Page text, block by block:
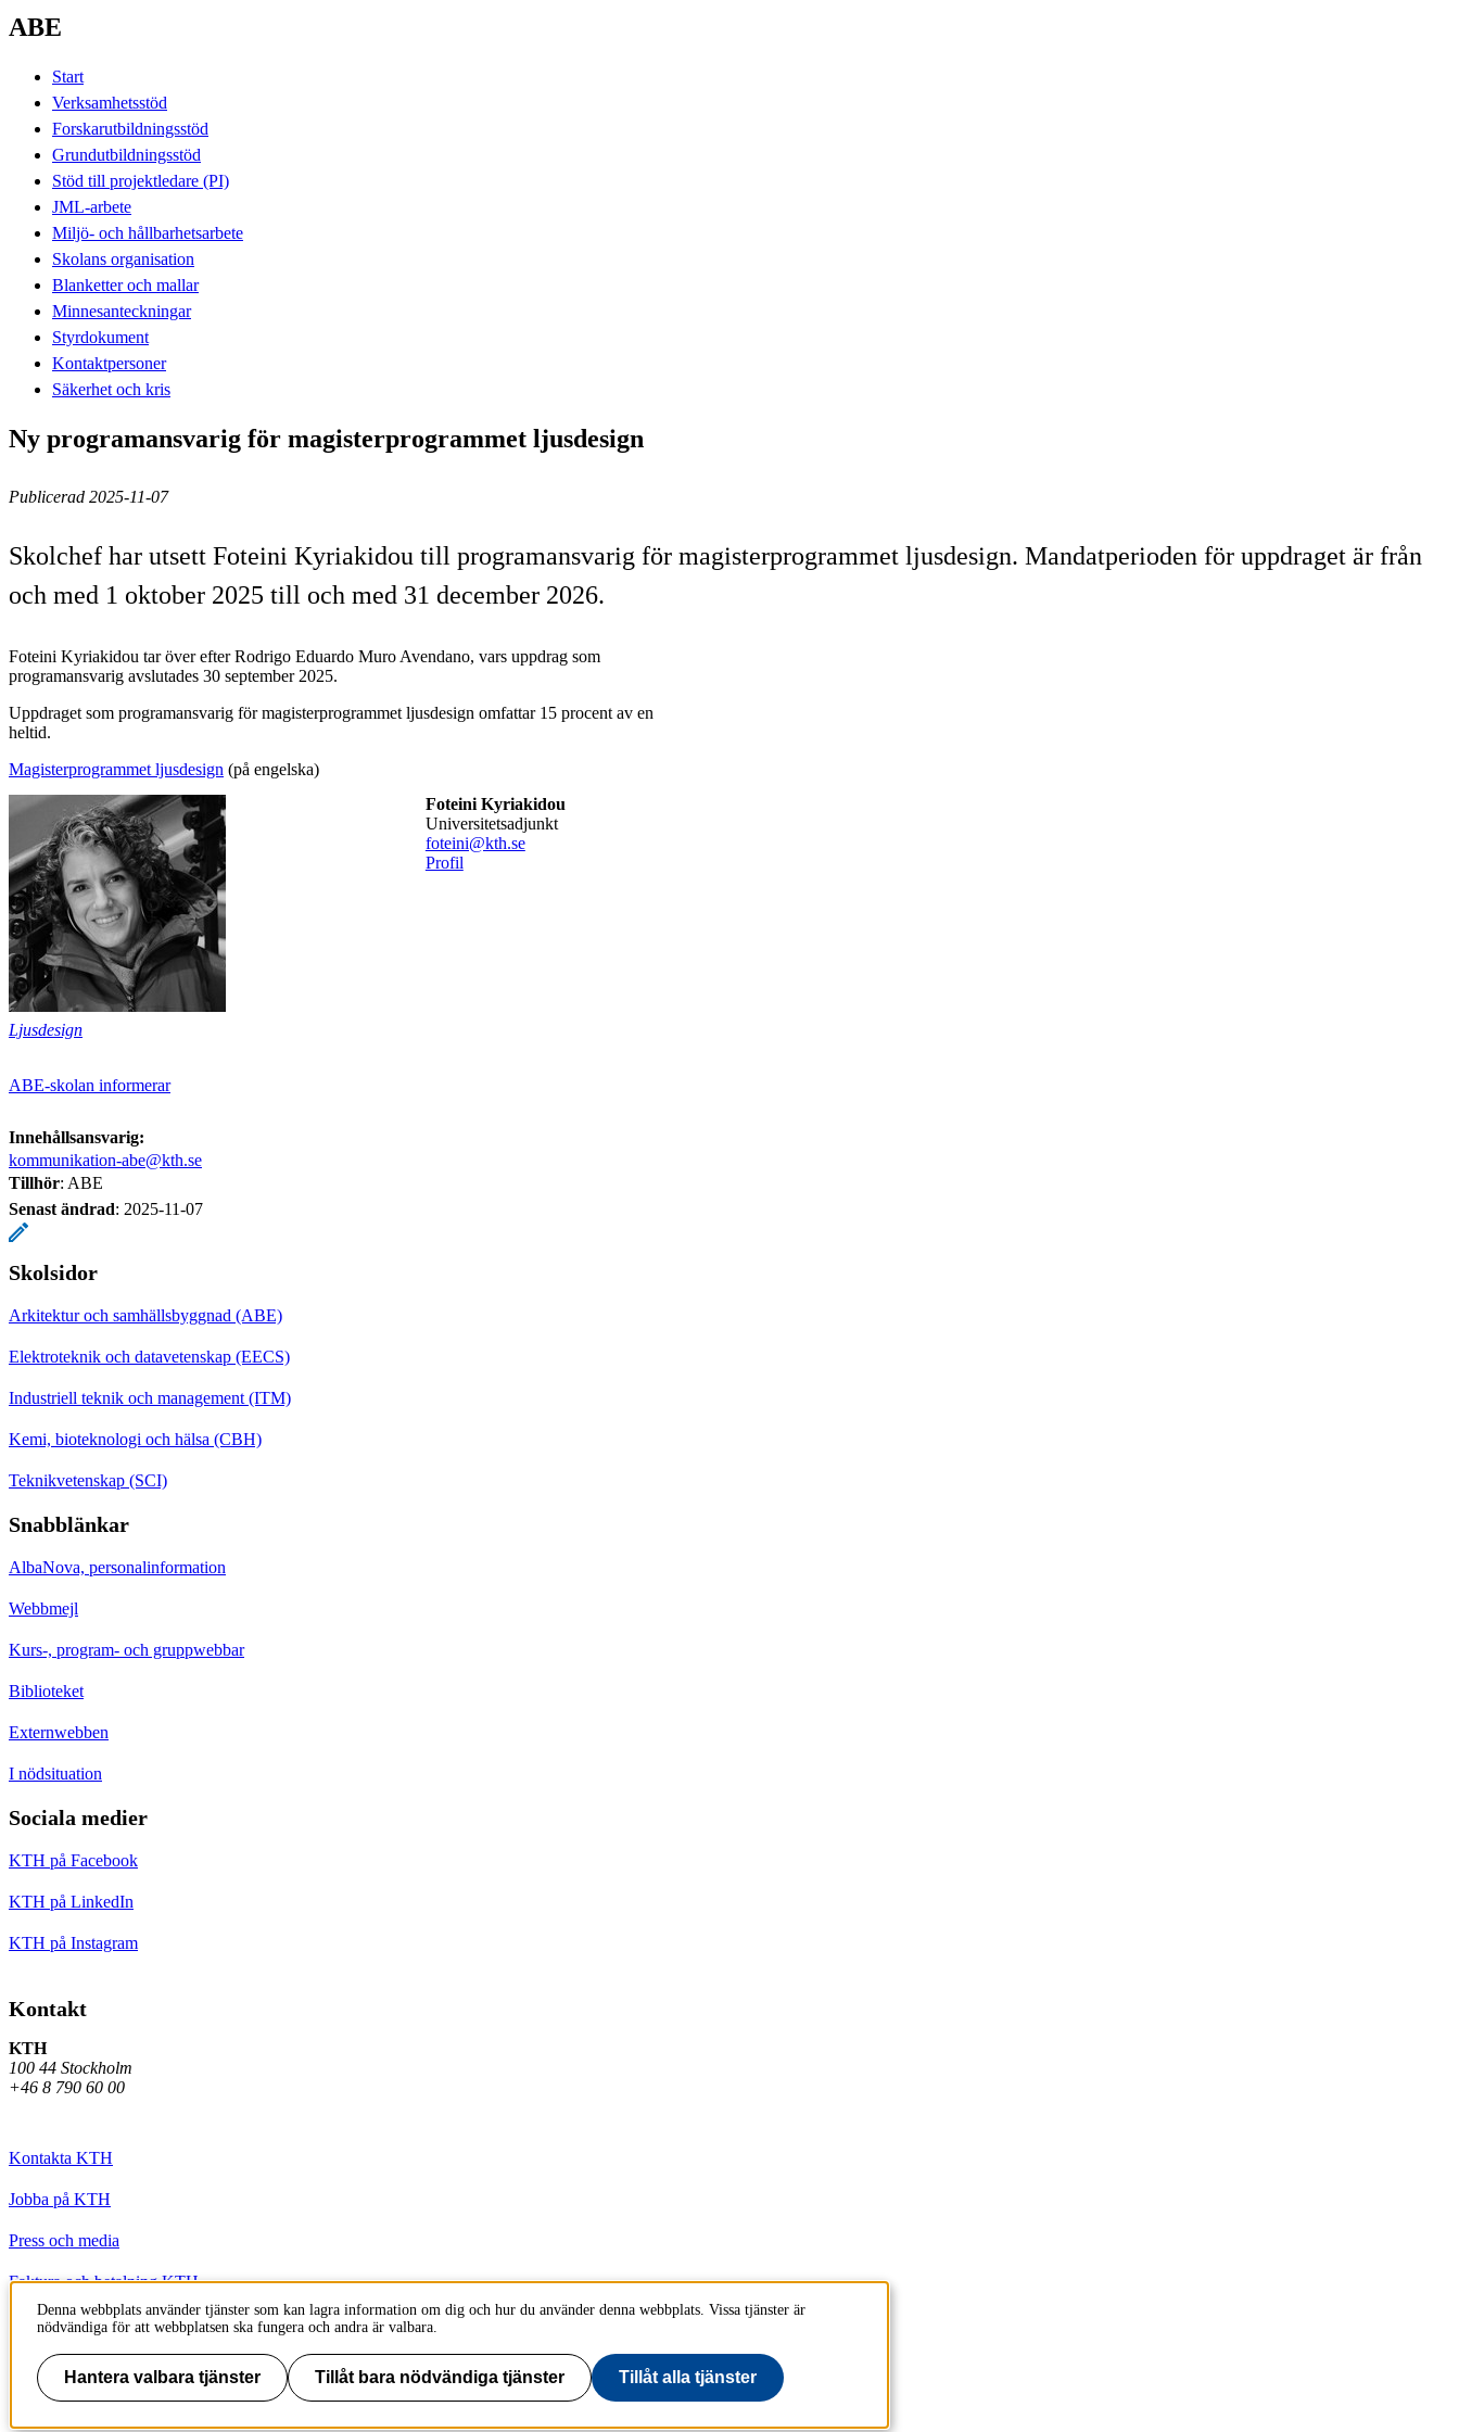
ABE
Start
Verksamhetsstöd
Forskarutbildningsstöd
Grundutbildningsstöd
Stöd till projektledare (PI)
JML-arbete
Miljö- och hållbarhetsarbete
Skolans organisation
Blanketter och mallar
Minnesanteckningar
Styrdokument
Kontaktpersoner
Säkerhet och kris
Ny programansvarig för magisterprogrammet ljusdesign
Publicerad 2025-11-07
Skolchef har utsett Foteini Kyriakidou till programansvarig för magisterprogrammet ljusdesign. Mandatperioden för uppdraget är från
och med 1 oktober 2025 till och med 31 december 2026.
Foteini Kyriakidou tar över efter Rodrigo Eduardo Muro Avendano, vars uppdrag som
programansvarig avslutades 30 september 2025.
Uppdraget som programansvarig för magisterprogrammet ljusdesign omfattar 15 procent av en
heltid.
Magisterprogrammet ljusdesign (på engelska)
Foteini Kyriakidou
universitetsadjunkt
foteini@kth.se
Profil
Ljusdesign
ABE-skolan informerar
Innehållsansvarig:
kommunikation-abe@kth.se
Tillhör: ABE
Senast ändrad: 2025-11-07
Skolsidor
Arkitektur och samhällsbyggnad (ABE)
Elektroteknik och datavetenskap (EECS)
Industriell teknik och management (ITM)
Kemi, bioteknologi och hälsa (CBH)
Teknikvetenskap (SCI)
Snabblänkar
AlbaNova, personalinformation
Webbmejl
Kurs-, program- och gruppwebbar
Biblioteket
Externwebben
I nödsituation
Sociala medier
KTH på Facebook
KTH på LinkedIn
KTH på Instagram
Kontakt
KTH
100 44 Stockholm
+46 8 790 60 00
Kontakta KTH
Jobba på KTH
Press och media
Faktura och betalning KTH
Om KTH:s webbplatser
Tillgänglighetsredogörelse
Denna webbplats använder tjänster som kan lagra information om dig och hur du använder denna webbplats. Vissa tjänster är
nödvändiga för att webbplatsen ska fungera och andra är valbara.
Hantera valbara tjänster Tillåt bara nödvändiga tjänster Tillåt alla tjänster